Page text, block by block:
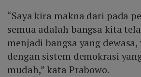
“Saya kira makna dari pada
semua adalah bangsa kita
menjadi bangsa yang
dengan sistem demokrasi
mudah,” kata Prabowo.